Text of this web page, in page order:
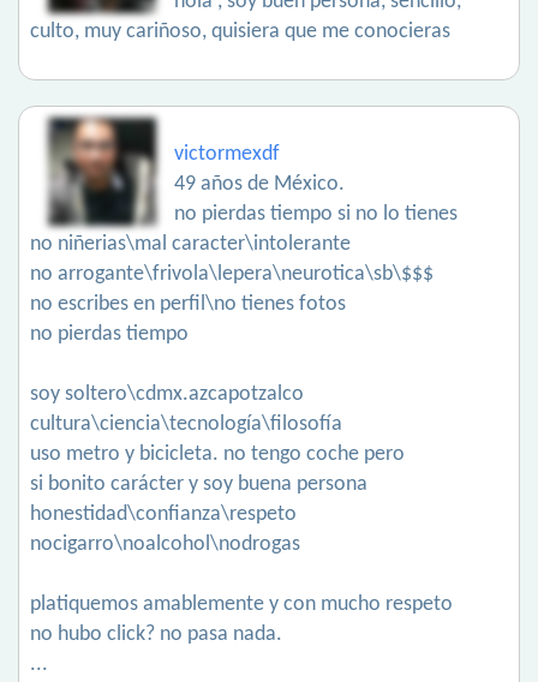
culto, muy cariñoso, quisiera que me conocieras
victormexdf
49 años de México.
no pierdas tiempo si no lo tienes
no niñerias\mal caracter\intolerante
no arrogante\frivola\lepera\neurotica\sb\$$$
no escribes en perfil\no tienes fotos
no pierdas tiempo
soy soltero\cdmx.azcapotzalco
cultura\ciencia\tecnología\filosofía
uso metro y bicicleta. no tengo coche pero
si bonito carácter y soy buena persona
honestidad\confianza\respeto
nocigarro\noalcohol\nodrogas
platiquemos amablemente y con mucho respeto
no hubo click? no pasa nada.
...